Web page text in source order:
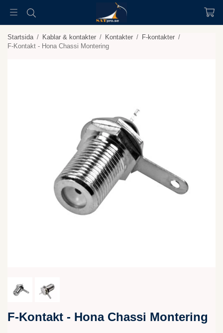
Startsida / Kablar & kontakter / Kontakter / F-kontakter /
F-Kontakt - Hona Chassi Montering
F-Kontakt - Hona Chassi Montering